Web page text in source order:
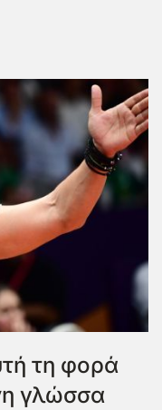
τη φορά
γλώσσα